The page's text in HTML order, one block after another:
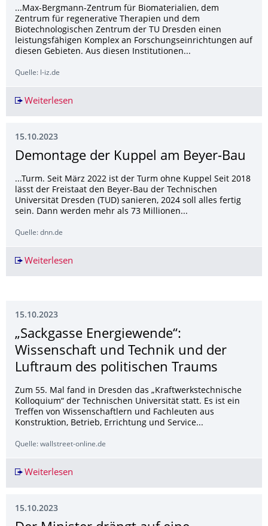
...Max-Bergmann-Zentrum für Biomaterialien, dem
Zentrum für regenerative Therapien und dem
Biotechnologischen Zentrum der TU Dresden einen
leistungsfähigen Komplex an Forschungseinrichtungen auf
diesen Gebieten. Aus diesen Institutionen...
Quelle: l-iz.de
Weiterlesen
15.10.2023
Demontage der Kuppel am Beyer-Bau
...Turm. Seit März 2022 ist der Turm ohne Kuppel Seit 2018
lässt der Freistaat den Beyer-Bau der Technischen
Universität Dresden (TUD) sanieren, 2024 soll alles fertig
sein. Dann werden mehr als 73 Millionen...
Quelle: dnn.de
Weiterlesen
15.10.2023
„Sackgasse Energiewende“:
Wissenschaft und Technik und der
Luftraum des politischen Traums
Zum 55. Mal fand in Dresden das „Kraftwerkstechnische
Kolloquium“ der Technischen Universität statt. Es ist ein
Treffen von Wissenschaftlern und Fachleuten aus
Konstruktion, Betrieb, Errichtung und Service...
Quelle: wallstreet-online.de
Weiterlesen
15.10.2023